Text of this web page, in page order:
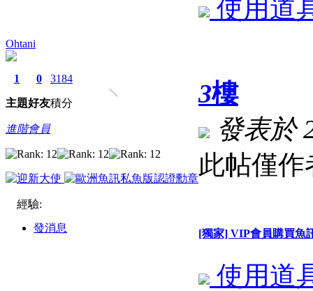
使用道
Ohtani
1
主題
0
好友
3184
積分
進階會員
經驗:
發消息
3樓
發表於
此帖僅
[獨家] VIP會員購買魚
使用道